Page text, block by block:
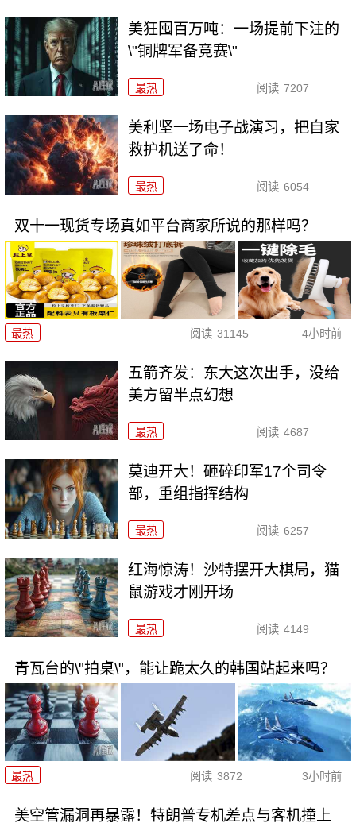
美狂囤百万吨：一场提前下注的
\"铜牌军备竞赛\"
最热 阅读 7207
美利坚一场电子战演习，把自家
救护机送了命！
最热 阅读 6054
双十一现货专场真如平台商家所说的那样吗？
最热 阅读 31145 4小时前
五箭齐发：东大这次出手，没给
美方留半点幻想
最热 阅读 4687
莫迪开大！砸碎印军17个司令
部，重组指挥结构
最热 阅读 6257
红海惊涛！沙特摆开大棋局，猫
鼠游戏才刚开场
最热 阅读 4149
青瓦台的\"拍桌\"，能让跪太久的韩国站起来吗？
最热 阅读 3872 3小时前
美空管漏洞再暴露！特朗普专机差点与客机撞上